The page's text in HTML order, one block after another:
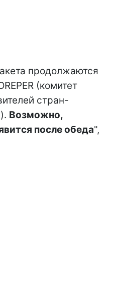
продолжаются
(комитет
стран-
Возможно,
после обеда",